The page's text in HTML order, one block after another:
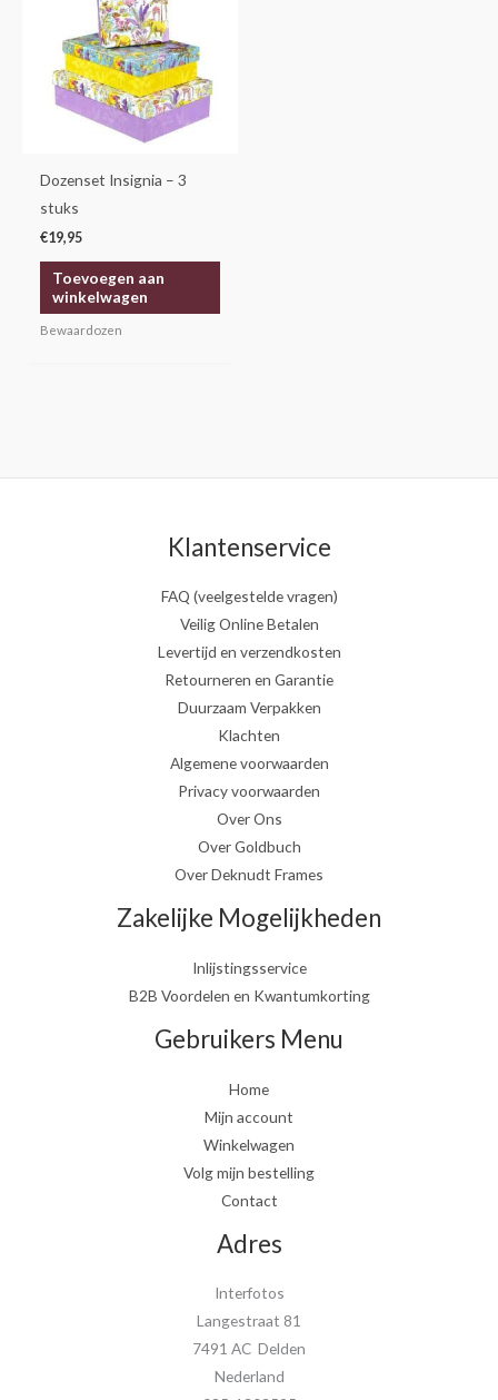
Dozenset Insignia – 3
stuks
€19,95
Toevoegen aan
winkelwagen
Bewaardozen
Klantenservice
FAQ (veelgestelde vragen)
Veilig Online Betalen
Levertijd en verzendkosten
Retourneren en Garantie
Duurzaam Verpakken
Klachten
Algemene voorwaarden
Privacy voorwaarden
Over Ons
Over Goldbuch
Over Deknudt Frames
Zakelijke Mogelijkheden
Inlijstingsservice
B2B Voordelen en Kwantumkorting
Gebruikers Menu
Home
Mijn account
Winkelwagen
Volg mijn bestelling
Contact
Adres
Interfotos
Langestraat 81
7491 AC Delden
Nederland